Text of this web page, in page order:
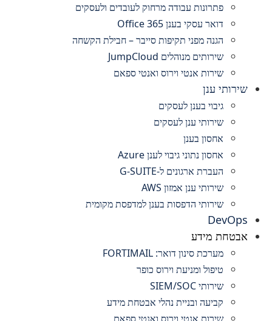
פתרונות עבודה מרחוק לעובדים ולעסקים
דואר עסקי בענן Office 365
הגנה מפני תקיפות סייבר – חבילת הקשחה
שירותים מנוהלים JumpCloud
שירות אנטי וירוס ואנטי ספאם
שירותי ענן
גיבוי בענן לעסקים
שירותי ענן לעסקים
אחסון בענן
אחסון נתוני גיבוי לענן Azure
העברת ארגונים ל-G-SUITE
שירותי ענן אמזון AWS
שירותי הדפסות בענן למדפסת מקומית
DevOps
אבטחת מידע
מערכת סינון דואר: FORTIMAIL
טיפול ומניעת וירוס כופר
שירותי SIEM/SOC
קביעה ובניית נהלי אבטחת מידע